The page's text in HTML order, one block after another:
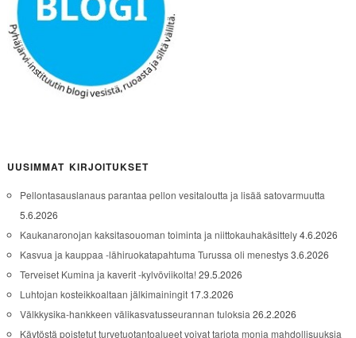
UUSIMMAT KIRJOITUKSET
Pellontasauslanaus parantaa pellon vesitaloutta ja lisää satovarmuutta
5.6.2026
Kaukanaronojan kaksitasouoman toiminta ja niittokauhakäsittely4.6.2026
Kasvua ja kauppaa -lähiruokatapahtuma Turussa oli menestys3.6.2026
Terveiset Kumina ja kaverit -kylvöviikolta!29.5.2026
Luhtojan kosteikkoaltaan jälkimainingit 17.3.2026
Välkkysika-hankkeen välikasvatusseurannan tuloksia 26.2.2026
Käytöstä poistetut turvetuotantoalueet voivat tarjota monia mahdollisuuksia